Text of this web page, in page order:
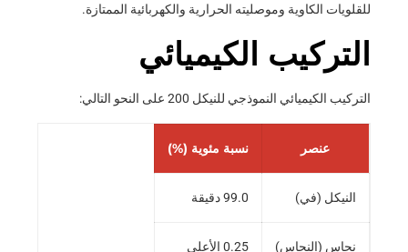
للقلويات الكاوية وموصليته الحرارية والكهربائية الممتازة.
التركيب الكيميائي
التركيب الكيميائي النموذجي للنيكل 200 على النحو التالي:
عنصر نسبة مئوية (%)
النيكل (في) 99.0 دقيقة
نحاس (النحاس) 0.25 الأعلى